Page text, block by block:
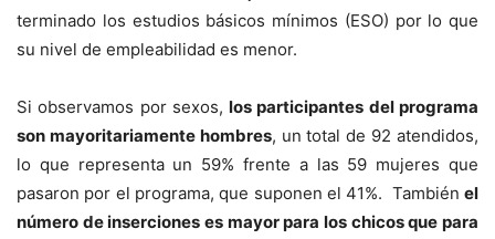
terminado los estudios básicos mínimos (ESO) por lo que
su nivel de empleabilidad es menor.
Si observamos por sexos,los participantes del programa
son mayoritariamente hombres, un total de 92 atendidos,
lo que representa un 59% frente a las 59 mujeres que
pasaron por el programa, que suponen el 41%. También el
número de inserciones es mayor para los chicos que para